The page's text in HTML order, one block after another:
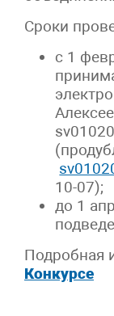
Сроки
с 1
10-07);
до 1
Подробная
Конкурсе